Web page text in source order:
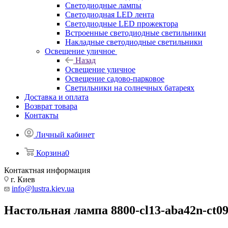
Светодиодные лампы
Светодиодная LED лента
Светодиодные LED прожектора
Встроенные светодиодные светильники
Накладные светодиодные светильники
Освещение уличное
Назад
Освещение уличное
Освещение садово-парковое
Светильники на солнечных батареях
Доставка и оплата
Возврат товара
Контакты
Личный кабинет
Корзина0
Контактная информация
г. Киев
info@lustra.kiev.ua
Настольная лампа 8800-cl13-aba42n-